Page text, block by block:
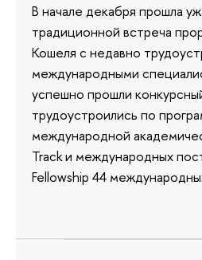
В начале декабря прошла
традиционной встреча
Кошеля с недавно
международными
успешно прошли
трудоустроились по
международной
Track и международных
Fellowship 44